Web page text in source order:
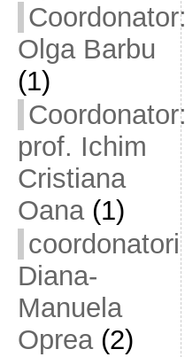
Coordonator:
Olga Barbu
(1)
Coordonator:
prof. Ichim
Cristiana
Oana(1)
coordonatori
Diana-
Manuela
Oprea(2)